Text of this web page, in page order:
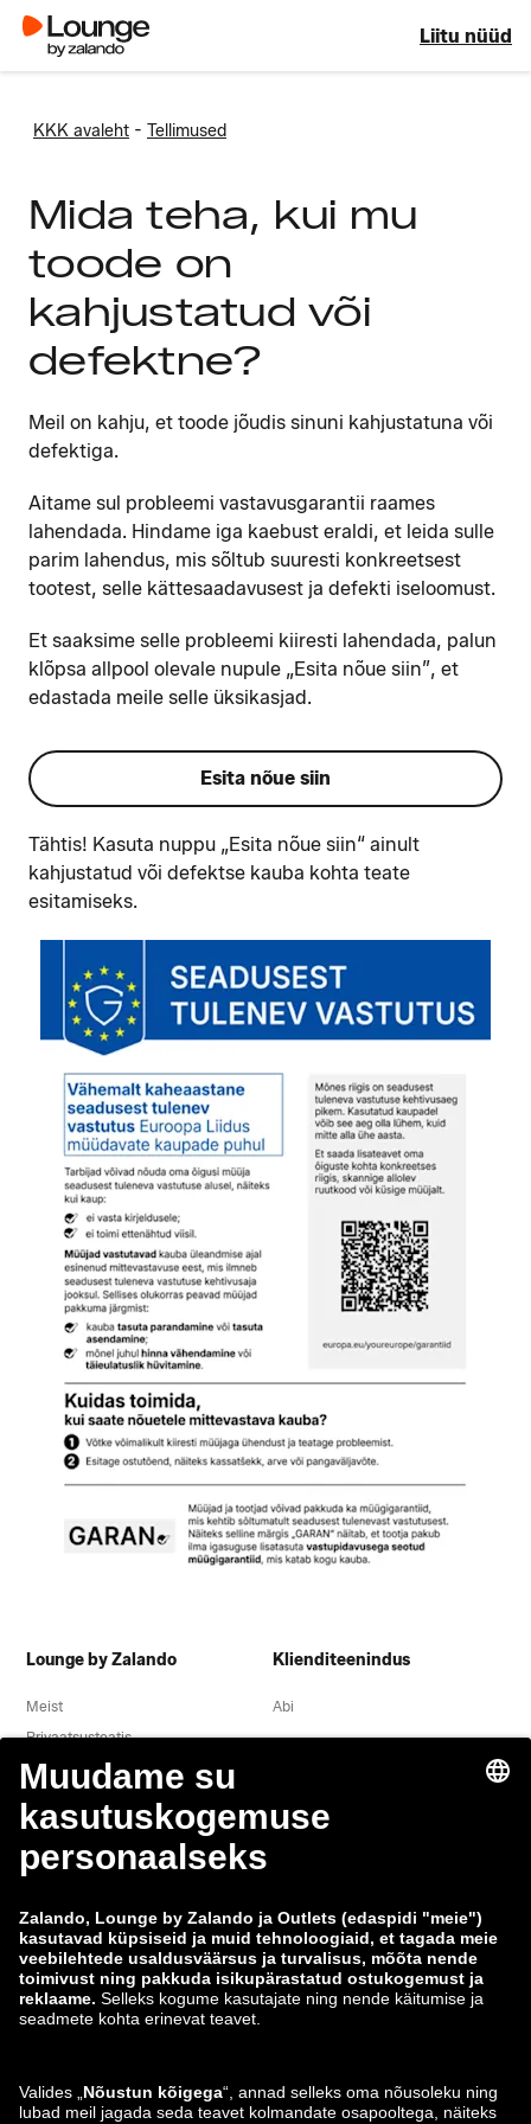
Liitu nüüd
KKK avaleht - Tellimused
Mida teha, kui mu
toode on
kahjustatud või
defektne?
Meil on kahju, et toode jõudis sinuni kahjustatuna või
defektiga.
Aitame sul probleemi vastavusgarantii raames
lahendada. Hindame iga kaebust eraldi, et leida sulle
parim lahendus, mis sõltub suuresti konkreetsest
tootest, selle kättesaadavusest ja defekti iseloomust.
Et saaksime selle probleemi kiiresti lahendada, palun
klõpsa allpool olevale nupule „Esita nõue siin”, et
edastada meile selle üksikasjad.
Esita nõue siin
Tähtis! Kasuta nuppu „Esita nõue siin“ ainult
kahjustatud või defektse kauba kohta teate
esitamiseks.
Lounge by Zalando
Meist
Privaatsusteatis
Õigusteave
Tingimused
Taganemine
Töökohad
Teavita haavatavusest
Tooteohutus
Klienditeenindus
Abi
Zalando Grupp
ABOUT YOU
Makseviisid